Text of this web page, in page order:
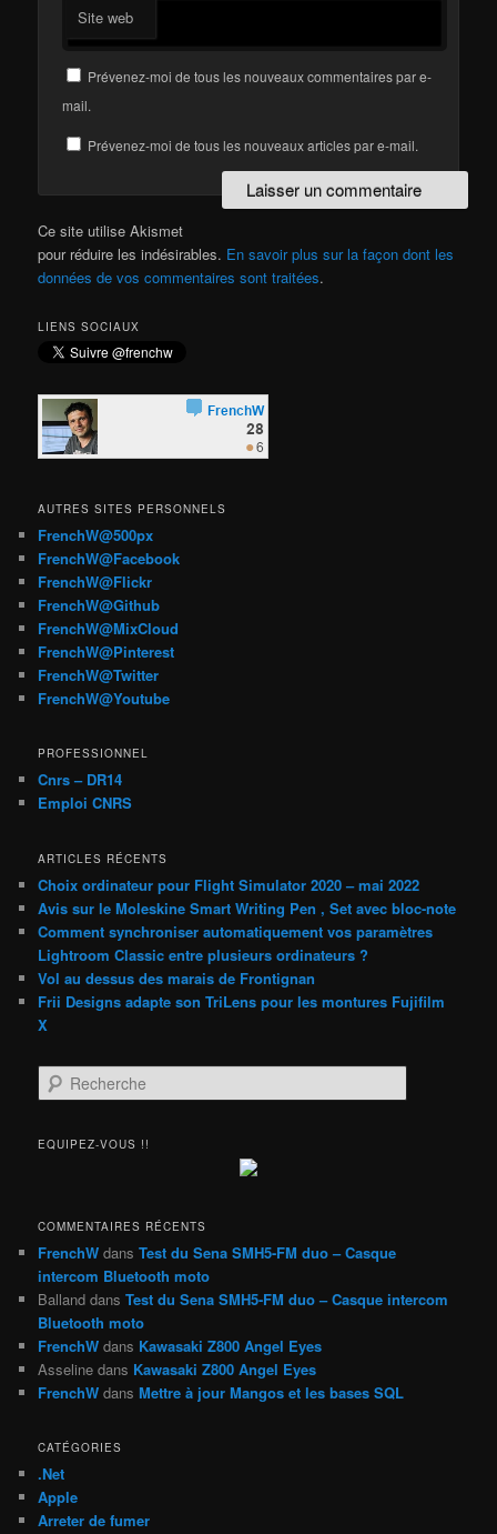
Site web
Prévenez-moi de tous les nouveaux commentaires par e-
mail.
Prévenez-moi de tous les nouveaux articles par e-mail.
Ce site utilise Akismet
pour réduire les indésirables. En savoir plus sur la façon dont les
données de vos commentaires sont traitées.
LIENS SOCIAUX
AUTRES SITES PERSONNELS
FrenchW@500px
FrenchW@Facebook
FrenchW@Flickr
FrenchW@Github
FrenchW@MixCloud
FrenchW@Pinterest
FrenchW@Twitter
FrenchW@Youtube
PROFESSIONNEL
Cnrs – DR14
Emploi CNRS
ARTICLES RÉCENTS
Choix ordinateur pour Flight Simulator 2020 – mai 2022
Avis sur le Moleskine Smart Writing Pen , Set avec bloc-note
Comment synchroniser automatiquement vos paramètres
Lightroom Classic entre plusieurs ordinateurs ?
Vol au dessus des marais de Frontignan
Frii Designs adapte son TriLens pour les montures Fujifilm
X
e
h
h
e
EQUIPEZ-VOUS !!
COMMENTAIRES RÉCENTS
FrenchW dansTest du Sena SMH5-FM duo – Casque
intercom Bluetooth moto
Balland dansTest du Sena SMH5-FM duo – Casque intercom
Bluetooth moto
FrenchW dans Kawasaki Z800 Angel Eyes
Asseline dans Kawasaki Z800 Angel Eyes
FrenchW dansMettre à jour Mangos et les bases SQL
CATÉGORIES
.Net
Apple
Arreter de fumer